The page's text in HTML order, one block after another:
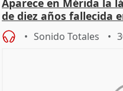
Aparece en Mérida la
de diez años fallecida
Sonido Totales